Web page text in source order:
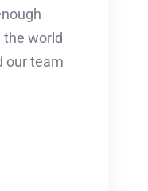
world
our team